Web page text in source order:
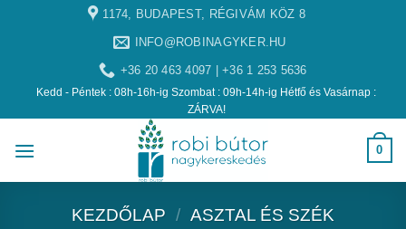
1174, BUDAPEST, RÉGIVÁM KÖZ 8
INFO@ROBINAGYKER.HU
+36 20 463 4097 | +36 1 253 5636
Kedd - Péntek : 08h-16h-ig Szombat : 09h-14h-ig Hétfő és Vasárnap :
ZÁRVA!
0
KEZDŐLAP / ASZTAL ÉS SZÉK